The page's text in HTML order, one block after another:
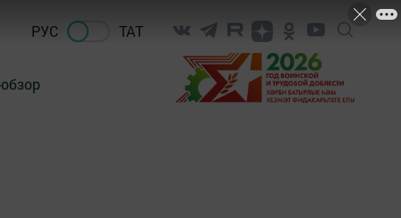
РУС ТАТ